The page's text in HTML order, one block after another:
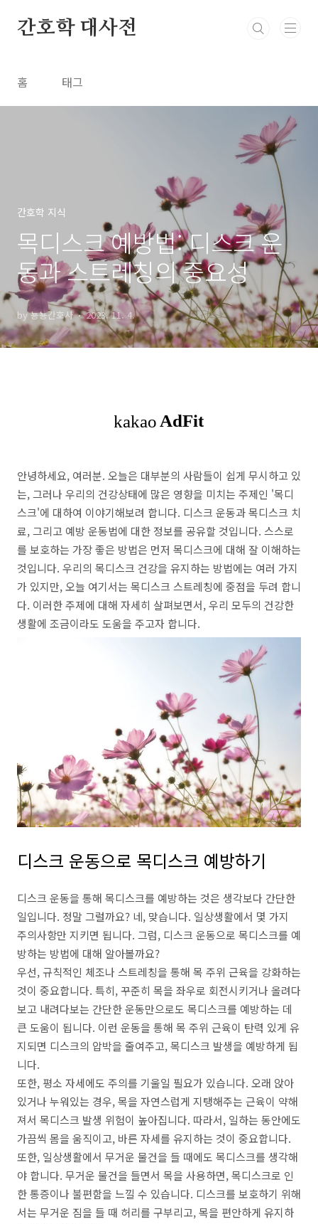
간호학 대사전
홈 태그
간호학 지식
목디스크 예방법: 디스크 운
동과 스트레칭의 중요성
by 뇽뇽간호사 2023. 11. 4.
안녕하세요, 여러분. 오늘은 대부분의 사람들이 쉽게 무시하고 있
는, 그러나 우리의 건강상태에 많은 영향을 미치는 주제인 '목디
스크'에 대하여 이야기해보려 합니다. 디스크 운동과 목디스크 치
료, 그리고 예방 운동법에 대한 정보를 공유할 것입니다. 스스로
를 보호하는 가장 좋은 방법은 먼저 목디스크에 대해 잘 이해하는
것입니다. 우리의 목디스크 건강을 유지하는 방법에는 여러 가지
가 있지만, 오늘 여기서는 목디스크 스트레칭에 중점을 두려 합니
다. 이러한 주제에 대해 자세히 살펴보면서, 우리 모두의 건강한
생활에 조금이라도 도움을 주고자 합니다.
디스크 운동으로 목디스크 예방하기
디스크 운동을 통해 목디스크를 예방하는 것은 생각보다 간단한
일입니다. 정말 그럴까요? 네, 맞습니다. 일상생활에서 몇 가지
주의사항만 지키면 됩니다. 그럼, 디스크 운동으로 목디스크를 예
방하는 방법에 대해 알아볼까요?
우선, 규칙적인 체조나 스트레칭을 통해 목 주위 근육을 강화하는
것이 중요합니다. 특히, 꾸준히 목을 좌우로 회전시키거나 올려다
보고 내려다보는 간단한 운동만으로도 목디스크를 예방하는 데
큰 도움이 됩니다. 이런 운동을 통해 목 주위 근육이 탄력 있게 유
지되면 디스크의 압박을 줄여주고, 목디스크 발생을 예방하게 됩
니다.
또한, 평소 자세에도 주의를 기울일 필요가 있습니다. 오래 앉아
있거나 누워있는 경우, 목을 자연스럽게 지탱해주는 근육이 약해
져서 목디스크 발생 위험이 높아집니다. 따라서, 일하는 동안에도
가끔씩 몸을 움직이고, 바른 자세를 유지하는 것이 중요합니다.
또한, 일상생활에서 무거운 물건을 들 때에도 목디스크를 생각해
야 합니다. 무거운 물건을 들면서 목을 사용하면, 목디스크로 인
한 통증이나 불편함을 느낄 수 있습니다. 디스크를 보호하기 위해
서는 무거운 짐을 들 때 허리를 구부리고, 목을 편안하게 유지하